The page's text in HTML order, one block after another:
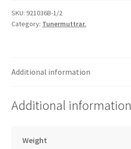
1/2"
quantity
SKU: 921036B-1/2
Category: Tunermuttrar.
Additional information
Additional information
Weight